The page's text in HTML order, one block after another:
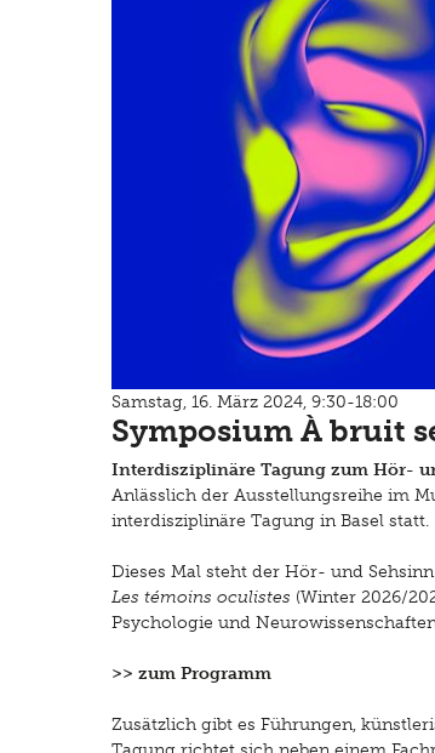
Samstag, 16. März 2024, 9:30-18:00
Symposium À bruit
Interdisziplinäre Tagung zum Hör-
Anlässlich der Ausstellungsreihe im
interdisziplinäre Tagung in Basel statt.
Dieses Mal steht der Hör- und
Les témoins oculistes (Winter 2026/
Psychologie und
>> zum Programm
Zusätzlich gibt es Führungen,